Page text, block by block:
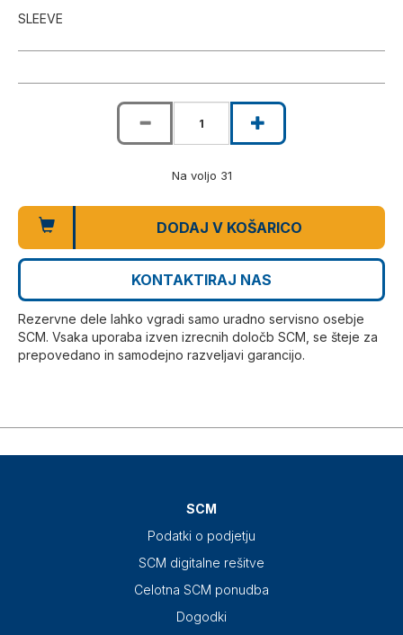
SLEEVE
Na voljo 31
DODAJ V KOŠARICO
KONTAKTIRAJ NAS
Rezervne dele lahko vgradi samo uradno servisno osebje
SCM. Vsaka uporaba izven izrecnih določb SCM, se šteje za
prepovedano in samodejno razveljavi garancijo.
SCM
Podatki o podjetju
SCM digitalne rešitve
Celotna SCM ponudba
Dogodki